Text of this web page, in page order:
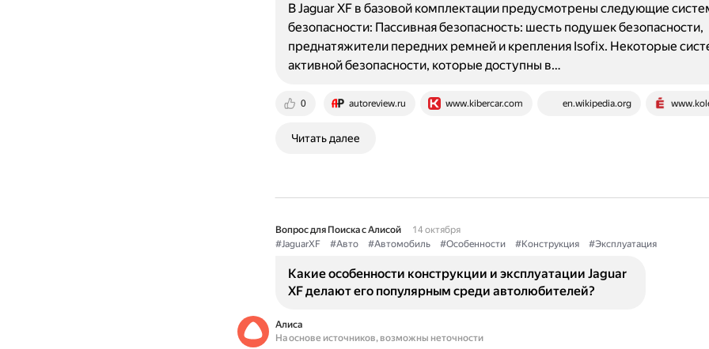
0 autoreview.ru www.kibercar.com en.wikipedia.org
В Jaguar XF в базовой комплектации предусмотрены следующие
безопасности: Пассивная безопасность: шесть подушек безопасности,
преднатяжители передних ремней и крепления Isofix. Некоторые
активной безопасности, которые доступны в…
Читать далее
Вопрос для Поиска с Алисой
14 октября
#JaguarXF
#Авто #Автомобиль #Особенности #Конструкция #Эксплуатация
Какие особенности конструкции и эксплуатации Jaguar
XF делают его популярным среди автолюбителей?
Алиса
На основе источников, возможны неточности